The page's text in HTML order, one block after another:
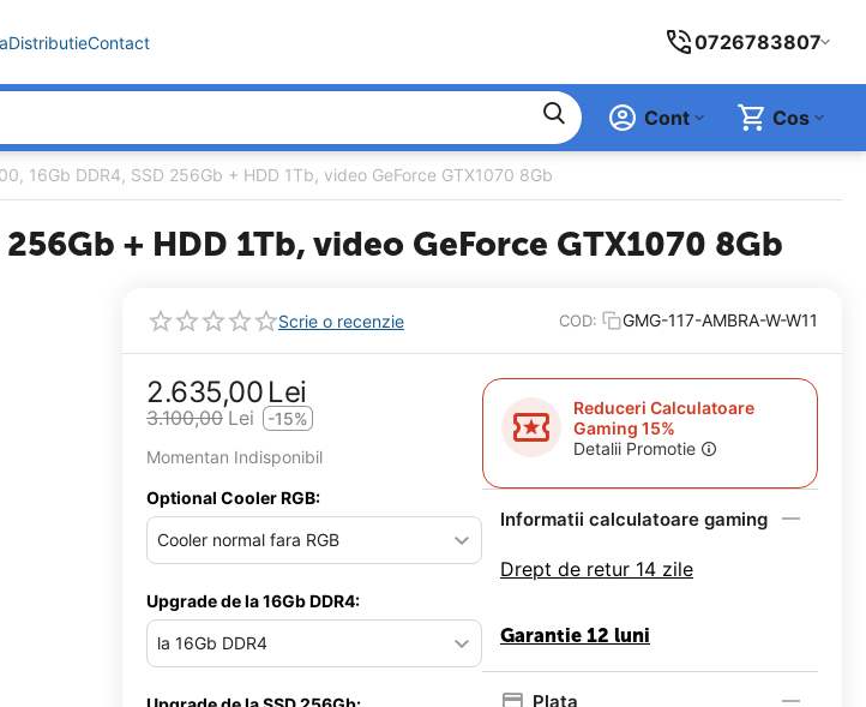
DistributieContact 0726783807
Cos
Cont
16Gb DDR4, SSD 256Gb + HDD 1Tb, video GeForce GTX1070 8Gb
+ HDD 1Tb, video GeForce GTX1070 8Gb
Scrie o recenzie COD: GMG-117-AMBRA-W-W11
2.635,00 Lei
3.100,00 Lei
-15%
Momentan Indisponibil
Optional Cooler RGB:
Upgrade de la 16Gb DDR4:
Reduceri Calculatoare
Gaming 15%
Detalii Promotie
Informatii calculatoare gaming
Drept de retur 14 zile
Garantie 12 luni
Plata